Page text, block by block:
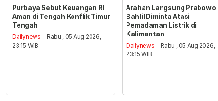
Purbaya Sebut Keuangan RI
Aman di Tengah Konflik Timur
Tengah
Dailynews - Rabu , 05 Aug 2026,
23:15 WIB
Arahan Langsung Prabowo
Bahlil Diminta Atasi
Pemadaman Listrik di
Kalimantan
Dailynews - Rabu , 05 Aug 2026,
23:15 WIB